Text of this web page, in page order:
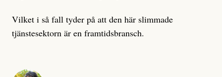
Vilket i så fall tyder på att den här slimmade
tjänstesektorn är en framtidsbransch.